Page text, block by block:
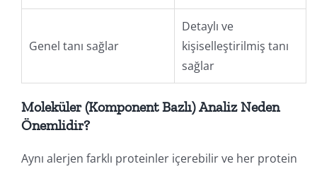
Genel tanı sağlar
Detaylı ve
kişiselleştirilmiş tanı
sağlar
Moleküler (Komponent Bazlı) Analiz Neden
Önemlidir?
Aynı alerjen farklı proteinler içerebilir ve her protein